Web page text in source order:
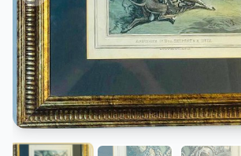
КОНТАКТЫ
ДОСТАВКА И ОПЛАТА